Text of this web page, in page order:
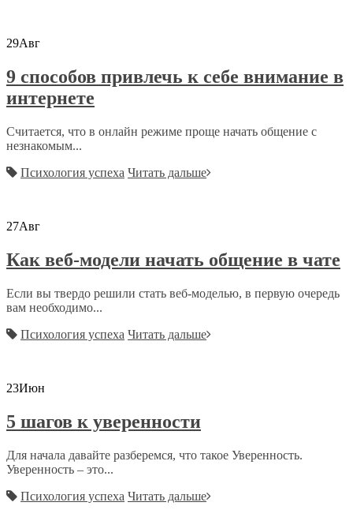
29Авг
9 способов привлечь к себе внимание в
интернете
Считается, что в онлайн режиме проще начать общение с
незнакомым...
Психология успеха Читать дальше
27Авг
Как веб-модели начать общение в чате
Если вы твердо решили стать веб-моделью, в первую очередь
вам необходимо...
Психология успеха Читать дальше
23Июн
5 шагов к уверенности
Для начала давайте разберемся, что такое Уверенность.
Уверенность – это...
Психология успеха Читать дальше